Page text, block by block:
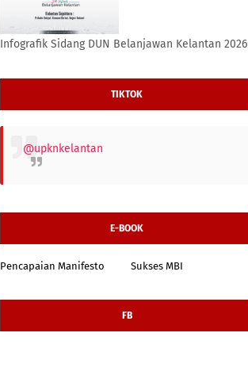
Infografik Sidang DUN Belanjawan Kelantan 2026
TIKTOK
@upknkelantan
E-BOOK
Pencapaian Manifesto Sukses MBI
FB